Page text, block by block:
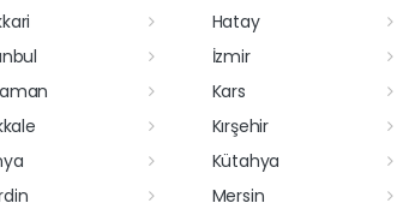
Hatay
İzmir
Kars
Kırşehir
Kütahya
Mersin